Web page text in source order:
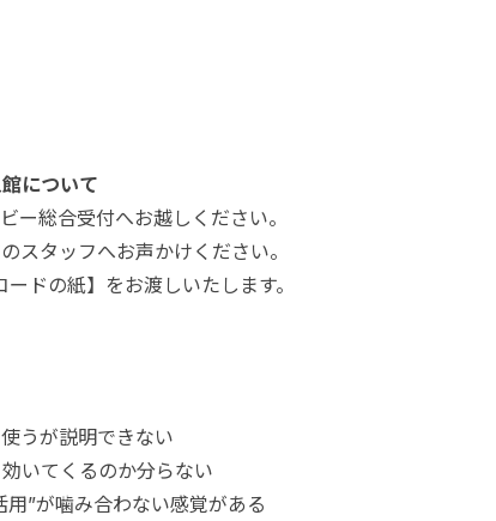
について
総合受付へお越しください。
スタッフへお声かけください。
ドの紙】をお渡しいたします。
うが説明できない
いてくるのか分らない
用”が噛み合わない感覚がある